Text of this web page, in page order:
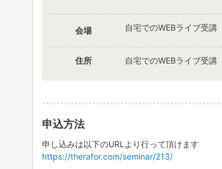
会場 自宅でのWEBライブ受講
住所 自宅でのWEBライブ受講
申込方法
申し込みは以下のURLより行って頂けます
https://therafor.com/seminar/213/